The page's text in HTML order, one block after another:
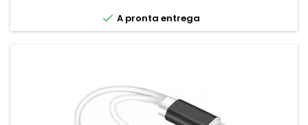
 A pronta entrega